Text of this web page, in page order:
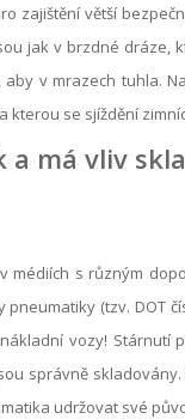
zajištění větší
jak v brzdné
v mrazech tuhla.
se sjíždění
a má vliv
médiích s různým
(tzv. DOT
vozy! Stárnutí
správně
udržovat své